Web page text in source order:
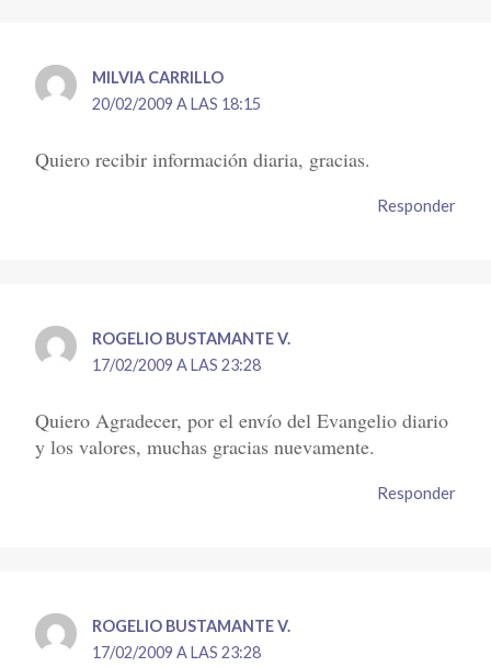
MILVIA CARRILLO
20/02/2009 A LAS 18:15
Quiero recibir información diaria, gracias.
Responder
ROGELIO BUSTAMANTE V.
17/02/2009 A LAS 23:28
Quiero Agradecer, por el envío del Evangelio diario
y los valores, muchas gracias nuevamente.
Responder
ROGELIO BUSTAMANTE V.
17/02/2009 A LAS 23:28